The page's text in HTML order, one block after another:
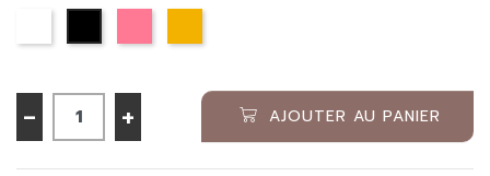
Blanc
Noir Rose GOLD EARTH
- + AJOUTER AU PANIER